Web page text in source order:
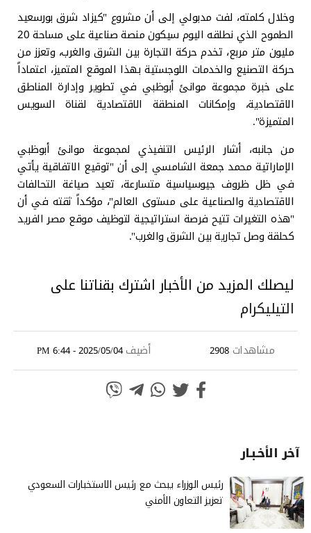
وخلال كلمته، لفت مدبولي إلى أن مشروع "كيزاد شرق بورسعيد
الطموح الذي نطلقه اليوم سيكون منصة صناعية على مساحة 20
مليون متر مربع، تخدم حركة التجارة بين الشرق والغرب، وتعزز من
حركة التصنيع والخدمات اللوجستية بهذا الموقع المتميز، اعتماداً
على خبرة مجموعة موانئ أبوظبي في تطوير وإدارة المناطق
الاقتصادية، وإمكانات المنطقة الاقتصادية لقناة السويس
المتميزة".
من جانبه، أشار الرئيس التنفيذي لمجموعة موانئ أبوظبي
الإماراتية محمد جمعة الشامسي إلى أن "توقيع الاتفاقية يأتي
في ظل ظروف جيوسياسية متسارعة، تعيد صياغة التحالفات
الاقتصادية والصناعية على مستوى العالم"، مؤكداً ثقته في أن
"هذه التغيرات تتيح فرصة استراتيجية لتوظيف موقع مصر الفريد
كحلقة وصل تجارية بين الشرق والغرب".
ليصلك المزيد من الأخبار اشترك بقناتنا على
التيليكرام
مشاهدات 2908 أضيف2025/05/04 - 6:44 PM
آخر الأخـبـار
رئيس الوزراء يبحث مع رئيس الاستخبارات السعودي
تعزيز التعاون الأمني